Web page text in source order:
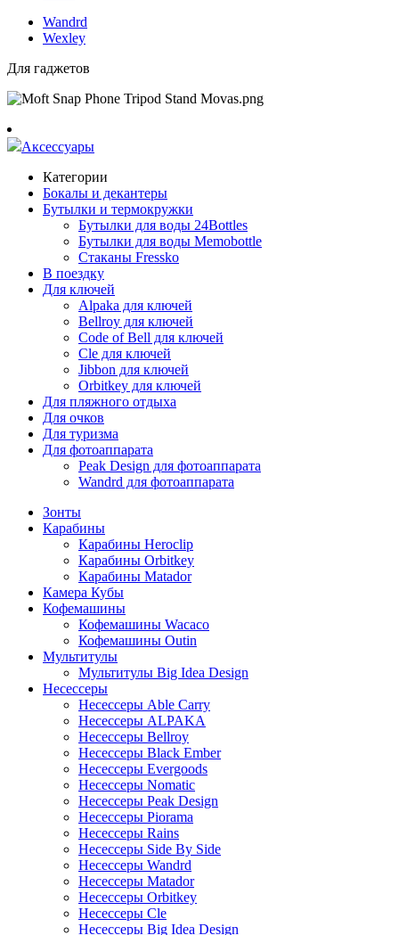
Wandrd
Wexley
Для гаджетов
Аксессуары
Категории
Бокалы и декантеры
Бутылки и термокружки
Бутылки для воды 24Bottles
Бутылки для воды Memobottle
Стаканы Fressko
В поездку
Для ключей
Alpaka для ключей
Bellroy для ключей
Code of Bell для ключей
Cle для ключей
Jibbon для ключей
Orbitkey для ключей
Для пляжного отдыха
Для очков
Для туризма
Для фотоаппарата
Peak Design для фотоаппарата
Wandrd для фотоаппарата
Зонты
Карабины
Карабины Heroclip
Карабины Orbitkey
Карабины Matador
Камера Кубы
Кофемашины
Кофемашины Wacaco
Кофемашины Outin
Мультитулы
Мультитулы Big Idea Design
Несессеры
Несессеры Able Carry
Несессеры ALPAKA
Несессеры Bellroy
Несессеры Black Ember
Несессеры Evergoods
Несессеры Nomatic
Несессеры Peak Design
Несессеры Piorama
Несессеры Rains
Несессеры Side By Side
Несессеры Wandrd
Несессеры Matador
Несессеры Orbitkey
Несессеры Cle
Несессеры Big Idea Design